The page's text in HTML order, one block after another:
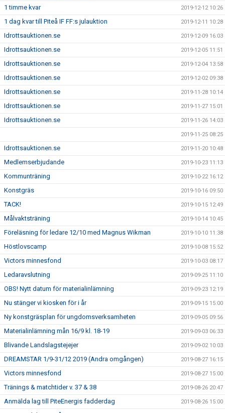
1 timme kvar 2019-12-12 10:26
1 dag kvar till Piteå IF FF:s julauktion 2019-12-11 10:28
Idrottsauktionen.se 2019-12-09 16:03
Idrottsauktionen.se 2019-12-05 11:51
Idrottsauktionen.se 2019-12-04 13:58
Idrottsauktionen.se 2019-12-02 09:38
Idrottsauktionen.se 2019-11-28 10:14
Idrottsauktionen.se 2019-11-27 15:01
Idrottsauktionen.se 2019-11-26 14:03
2019-11-25 08:25
Idrottsauktionen.se 2019-11-20 10:48
Medlemserbjudande 2019-10-23 11:13
Kommunträning 2019-10-22 16:12
Konstgräs 2019-10-16 09:50
TACK! 2019-10-15 12:49
Målvaktsträning 2019-10-14 10:45
Föreläsning för ledare 12/10 med Magnus Wikman 2019-10-10 11:38
Höstlovscamp 2019-10-08 15:52
Victors minnesfond 2019-10-03 08:17
Ledaravslutning 2019-09-25 11:10
OBS! Nytt datum för materialinlämning 2019-09-23 12:19
Nu stänger vi kiosken för i år 2019-09-15 15:00
Ny konstgräsplan för ungdomsverksamheten 2019-09-05 09:56
Materialinlämning mån 16/9 kl. 18-19 2019-09-03 06:33
Blivande Landslagstejejer 2019-09-02 10:03
DREAMSTAR 1/9-31/12 2019 (Andra omgången) 2019-08-27 16:15
Victors minnesfond 2019-08-27 15:00
Tränings & matchtider v. 37 & 38 2019-08-26 20:47
Anmälda lag till PiteEnergis fadderdag 2019-08-26 15:00